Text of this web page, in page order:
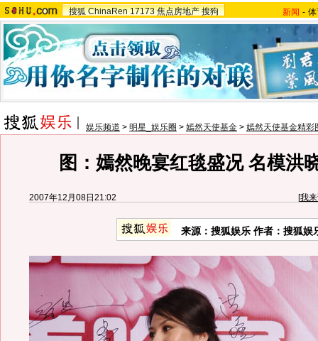
搜狐 ChinaRen 17173 焦点房地产 搜狗 新闻 -
娱乐频道 > 明星_娱乐圈 > 嫣然天使基金 > 嫣然天使基金精彩
图：嫣然晚宴红毯盛况 名模洪
2007年12月08日21:02 [我
来源：搜狐娱乐 作者：搜狐娱